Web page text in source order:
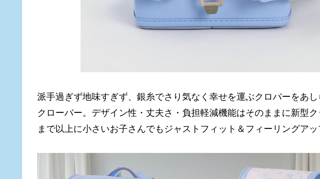
派手過ぎず地味すぎず、銀糸でさり気なく幸せを運ぶクロバーをあ
クローバー。デザイン性・丈夫さ・負担軽減機能はそのままに新型
まで以上に小さいお子さんでもジャストフィット＆フィーリングア